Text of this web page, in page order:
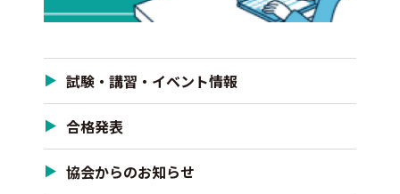
試験・講習・イベント情報
合格発表
協会からのお知らせ